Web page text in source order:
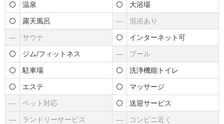
温泉 大浴場
露天風呂 ― 混浴あり
― サウナ インターネット可
ジム/フィットネス ― プール
駐車場 洗浄機能トイレ
エステ マッサージ
― ペット対応 送迎サービス
― ランドリーサービス ― コンビニ近く